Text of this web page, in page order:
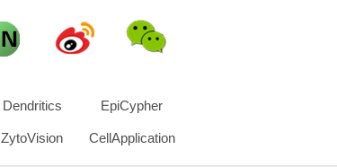
Dendritics EpiCypher
ZytoVision CellApplication